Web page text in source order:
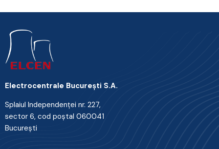
Electrocentrale Bucureşti S.A.
Splaiul Independenţei nr. 227,
sector 6, cod poştal 060041
Bucureşti